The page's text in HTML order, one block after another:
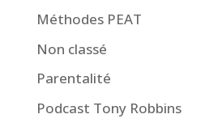
Méthodes PEAT
Non classé
Parentalité
Podcast Tony Robbins